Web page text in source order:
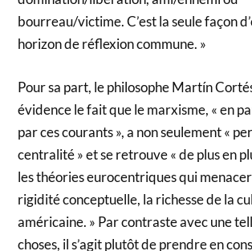
bourreau/victime. C’est la seule façon
horizon de réflexion commune. »
Pour sa part, le philosophe Martín
évidence le fait que le marxisme, « en
par ces courants », a non seulement «
centralité » et se retrouve « de plus en
les théories eurocentriques qui
rigidité conceptuelle, la richesse de la
américaine. » Par contraste avec une
choses, il s’agit plutôt de prendre en